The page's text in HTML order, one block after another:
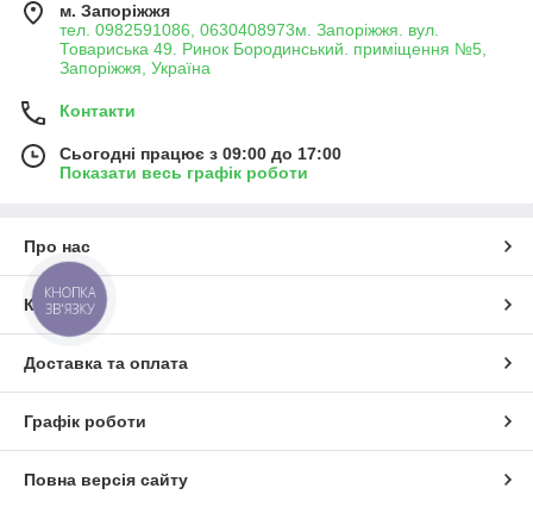
м. Запоріжжя
тел. 0982591086, 0630408973м. Запоріжжя. вул.
Товариська 49. Ринок Бородинський. приміщення №5,
Запоріжжя, Україна
Контакти
Сьогодні працює з 09:00 до 17:00
Показати весь графік роботи
Про нас
Контакти
Доставка та оплата
Графік роботи
Повна версія сайту
КНОПКА
ЗВ'ЯЗКУ